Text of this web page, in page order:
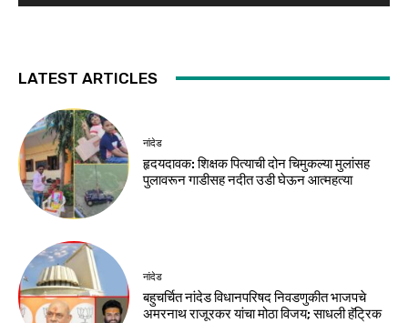
LATEST ARTICLES
नांदेड
हृदयदावक: शिक्षक पित्याची दोन चिमुकल्या मुलांसह
पुलावरून गाडीसह नदीत उडी घेऊन आत्महत्या
नांदेड
बहुचर्चित नांदेड विधानपरिषद निवडणुकीत भाजपचे
अमरनाथ राजूरकर यांचा मोठा विजय; साधली हॅट्रिक